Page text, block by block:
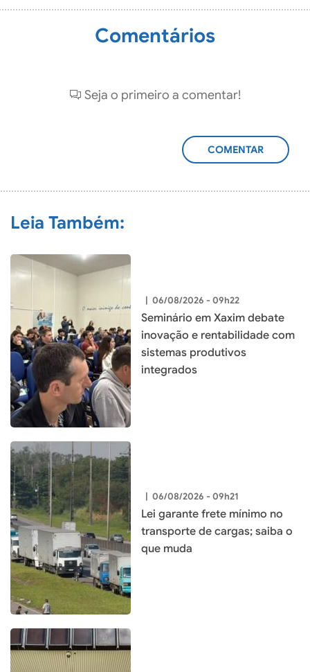
Comentários
Seja o primeiro a comentar!
ADICIONAR
Leia Também:
06/08/2026 - 09h22
Seminário em Xaxim debate
inovação e rentabilidade com
sistemas produtivos
integrados
| 06/08/2026 - 09h21
Lei garante frete mínimo no
transporte de cargas; saiba o
que muda